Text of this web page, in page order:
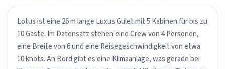
Lotus ist eine 26 m lange Luxus Gulet mit 5 Kabinen für bis zu
10 Gäste. Im Datensatz stehen eine Crew von 4 Personen,
eine Breite von 6 und eine Reisegeschwindigkeit von etwa
10 knots. An Bord gibt es eine Klimaanlage, was gerade bei